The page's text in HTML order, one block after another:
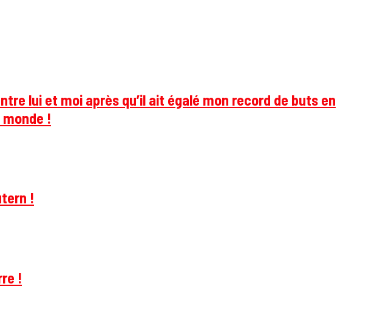
lui et moi après qu’il ait égalé mon record de buts en
monde !
!
!